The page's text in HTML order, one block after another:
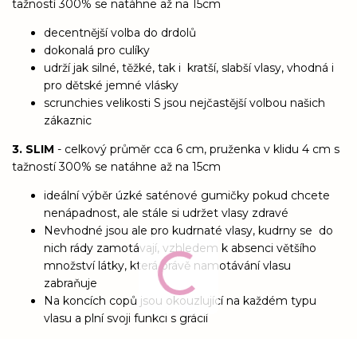
tažností 300% se natáhne až na 15cm
decentnější volba do drdolů
dokonalá pro culíky
udrží jak silné, těžké, tak i kratší, slabší vlasy, vhodná i
pro dětské jemné vlásky
scrunchies velikosti S jsou nejčastější volbou našich
zákaznic
3. SLIM - celkový průměr cca 6 cm, pruženka v klidu 4 cm s
tažností 300% se natáhne až na 15cm
ideální výběr úzké saténové gumičky pokud chcete
nenápadnost, ale stále si udržet vlasy zdravé
Nevhodné jsou ale pro kudrnaté vlasy, kudrny se do
nich rády zamotávají, vzhledem k absenci většího
množství látky, která právě namotávání vlasu
zabraňuje
Na koncích copů jsou okouzlující na každém typu
vlasu a plní svoji funkci s grácií